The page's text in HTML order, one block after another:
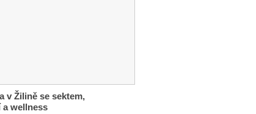
v Žilině se sektem,
a wellness